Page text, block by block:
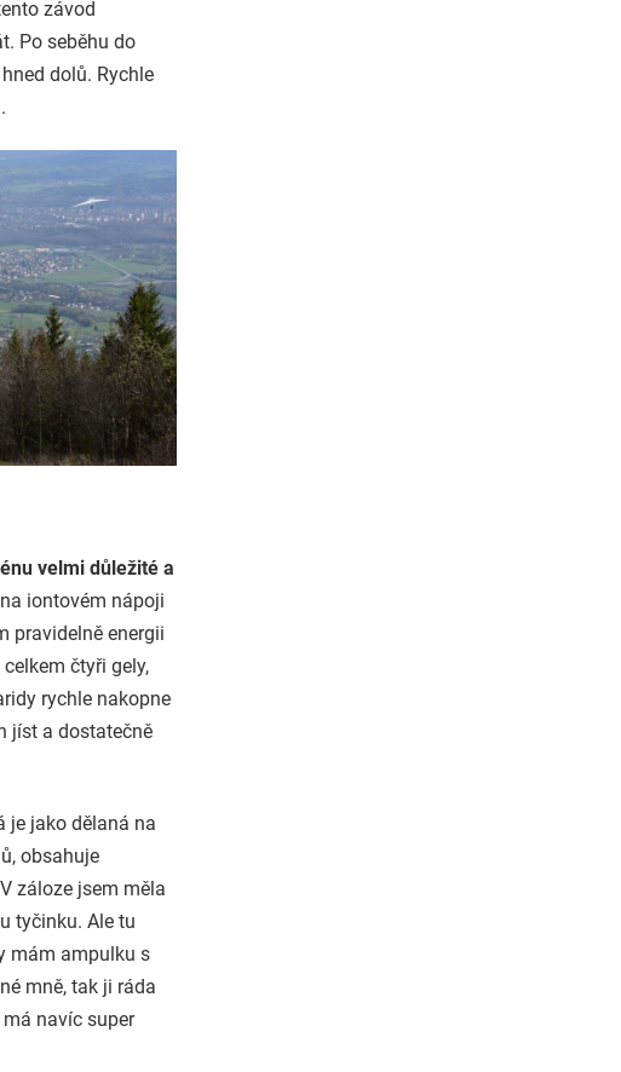
závod
Po seběhu do
dolů. Rychle
velmi důležité a
iontovém nápoji
pravidelně energii
čtyři gely,
rychle nakopne
jíst a dostatečně
je jako dělaná na
obsahuje
záloze jsem měla
tyčinku. Ale tu
mám ampulku s
mně, tak ji ráda
má navíc super